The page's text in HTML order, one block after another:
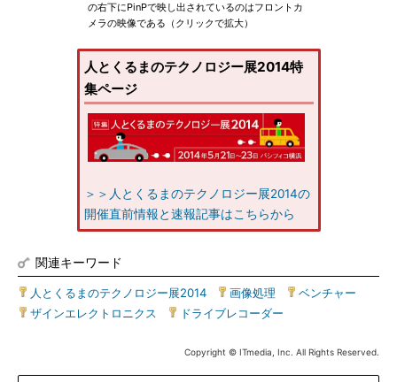
の右下にPinPで映し出されているのはフロントカ
メラの映像である（クリックで拡大）
人とくるまのテクノロジー展2014特
集ページ
＞＞人とくるまのテクノロジー展2014の
開催直前情報と速報記事はこちらから
関連キーワード
人とくるまのテクノロジー展2014 画像処理 ベンチャー
ザインエレクトロニクス
ドライブレコーダー
Copyright © ITmedia, Inc. All Rights Reserved.